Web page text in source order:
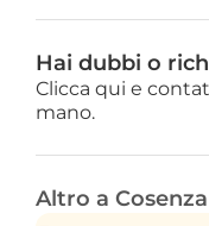
Hai dubbi o
Clicca qui e
mano.
Altro a